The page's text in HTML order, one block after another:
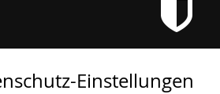
Einstellungen